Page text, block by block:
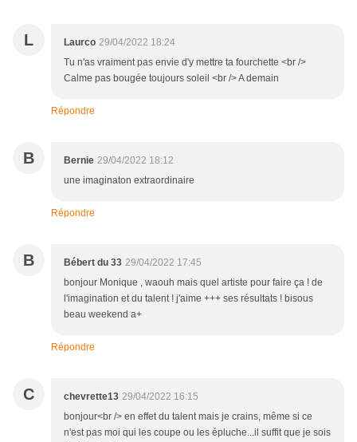
L Laurco 29/04/2022 18:24
Tu n'as vraiment pas envie d'y mettre ta fourchette <br />
Calme pas bougée toujours soleil <br /> A demain
Répondre
B Bernie 29/04/2022 18:12
une imaginaton extraordinaire
Répondre
B Bébert du 33 29/04/2022 17:45
bonjour Monique , waouh mais quel artiste pour faire ça ! de
l'imagination et du talent ! j'aime +++ ses résultats ! bisous
beau weekend a+
Répondre
C chevrette13 29/04/2022 16:15
bonjour<br /> en effet du talent mais je crains, même si ce
n'est pas moi qui les coupe ou les épluche...il suffit que je sois